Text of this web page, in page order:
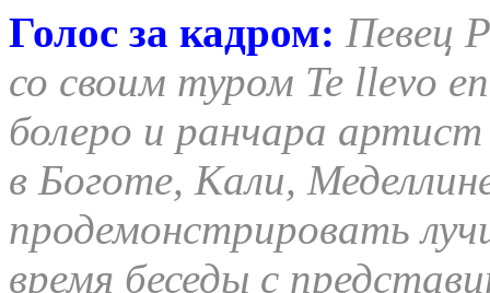
Голос за кадром: Певец
со своим туром Te llevo
болеро и ранчара
в Боготе, Кали,
продемонстрировать
время беседы с